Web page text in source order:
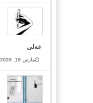
عەلی
مارس 19, 2026 Closed